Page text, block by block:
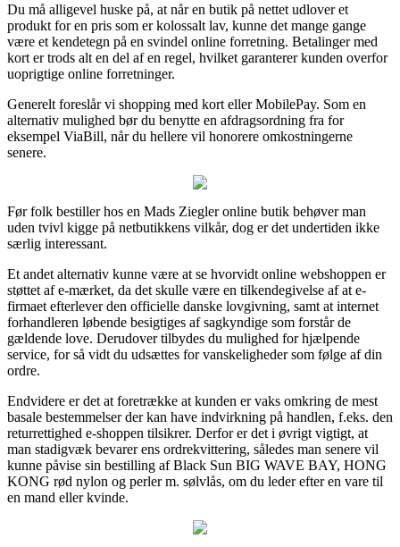
Du må alligevel huske på, at når en butik på nettet udlover et
produkt for en pris som er kolossalt lav, kunne det mange gange
være et kendetegn på en svindel online forretning. Betalinger med
kort er trods alt en del af en regel, hvilket garanterer kunden overfor
uoprigtige online forretninger.
Generelt foreslår vi shopping med kort eller MobilePay. Som en
alternativ mulighed bør du benytte en afdragsordning fra for
eksempel ViaBill, når du hellere vil honorere omkostningerne
senere.
Før folk bestiller hos en Mads Ziegler online butik behøver man
uden tvivl kigge på netbutikkens vilkår, dog er det undertiden ikke
særlig interessant.
Et andet alternativ kunne være at se hvorvidt online webshoppen er
støttet af e-mærket, da det skulle være en tilkendegivelse af at e-
firmaet efterlever den officielle danske lovgivning, samt at internet
forhandleren løbende besigtiges af sagkyndige som forstår de
gældende love. Derudover tilbydes du mulighed for hjælpende
service, for så vidt du udsættes for vanskeligheder som følge af din
ordre.
Endvidere er det at foretrække at kunden er vaks omkring de mest
basale bestemmelser der kan have indvirkning på handlen, f.eks. den
returrettighed e-shoppen tilsikrer. Derfor er det i øvrigt vigtigt, at
man stadigvæk bevarer ens ordrekvittering, således man senere vil
kunne påvise sin bestilling af Black Sun BIG WAVE BAY, HONG
KONG rød nylon og perler m. sølvlås, om du leder efter en vare til
en mand eller kvinde.